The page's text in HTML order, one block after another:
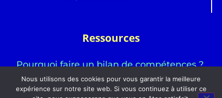
Ressources
Pourquoi faire un bilan de compétences ?
C’est quoi réussir sa vie ?
Nous utilisons des cookies pour vous garantir la meilleure
expérience sur notre site web. Si vous continuez à utiliser ce